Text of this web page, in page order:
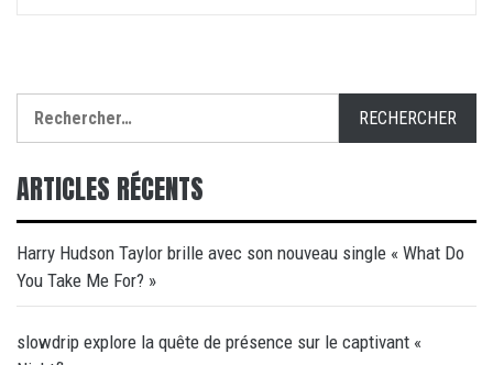
ARTICLES RÉCENTS
Harry Hudson Taylor brille avec son nouveau single « What Do
You Take Me For? »
slowdrip explore la quête de présence sur le captivant «